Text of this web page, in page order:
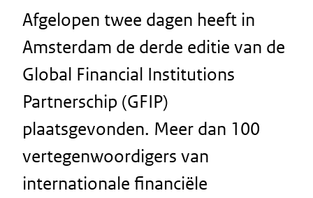
Afgelopen twee dagen heeft in
Amsterdam de derde editie van de
Global Financial Institutions
Partnerschip (GFIP)
plaatsgevonden. Meer dan 100
vertegenwoordigers van
internationale financiële